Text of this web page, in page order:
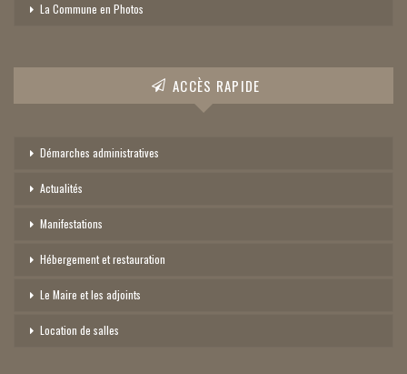
La Commune en Photos
ACCÈS RAPIDE
Démarches administratives
Actualités
Manifestations
Hébergement et restauration
Le Maire et les adjoints
Location de salles